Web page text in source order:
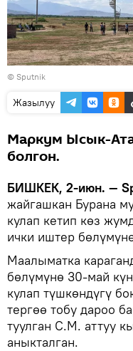
© Sputnik
Жазылуу
Маркум Ысык-
болгон.
БИШКЕК, 2-июн. —
жайгашкан Бурана
кулап кетип көз
ички иштер
Маалыматка
бөлүмүнө 30-май
кулап түшкөндүгү
тергөө тобу дароо
туулган С.М. аттуу
аныкталган.